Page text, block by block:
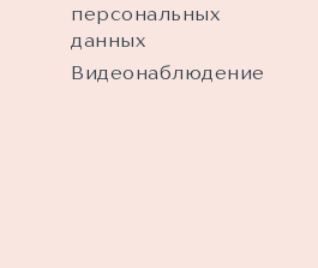
персональных
данных
Видеонаблюдение